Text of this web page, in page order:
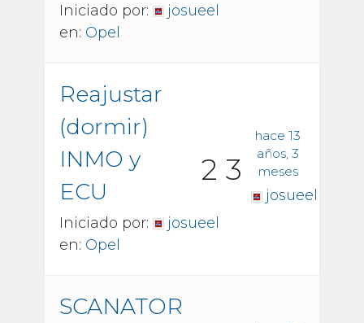
Iniciado por:
josueel
en: Opel
Reajustar
(dormir)
INMO y
ECU
Iniciado por:
josueel
en: Opel
2 3
hace 13
años, 3
meses
josueel
SCANATOR